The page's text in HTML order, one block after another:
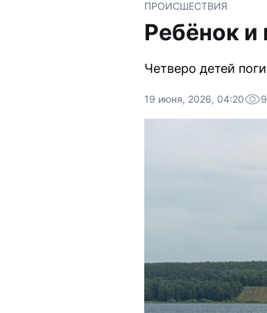
ПРОИСШЕСТВИЯ
Ребёнок
Четверо детей
19 июня, 2026, 04:20 9